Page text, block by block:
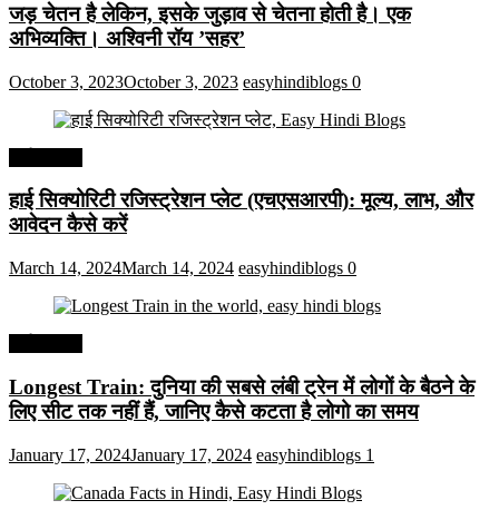
जड़ चेतन है लेकिन, इसके जुड़ाव से चेतना होती है। एक
अभिव्यक्ति। अश्विनी रॉय ’सहर’
October 3, 2023October 3, 2023 easyhindiblogs 0
हाई सिक्योरिटी रजिस्ट्रेशन प्लेट (एचएसआरपी): मूल्य, लाभ, और
आवेदन कैसे करें
March 14, 2024March 14, 2024 easyhindiblogs 0
Longest Train: दुनिया की सबसे लंबी ट्रेन में लोगों के बैठने के
लिए सीट तक ​​नहीं हैं, जानिए कैसे कटता है लोगो का समय
January 17, 2024January 17, 2024 easyhindiblogs 1